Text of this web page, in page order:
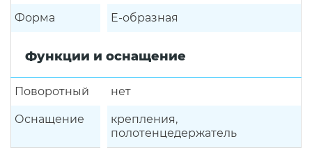
Форма E-образная
Функции и оснащение
Поворотный нет
Оснащение
крепления,
полотенцедержатель